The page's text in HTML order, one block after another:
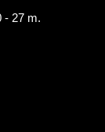
- 27 m.